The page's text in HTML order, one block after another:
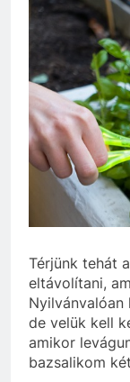
Térjünk tehát
eltávolítani,
Nyilvánvalóan
de velük kell
amikor
bazsalikom